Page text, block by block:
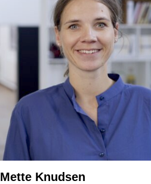
Mette Knudsen